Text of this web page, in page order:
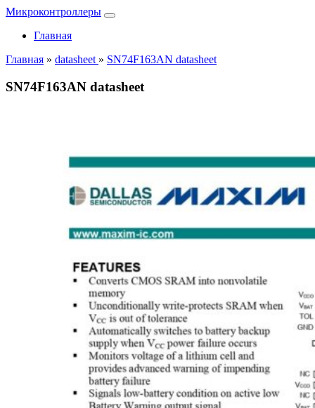
Микроконтроллеры
Главная
Главная » datasheet » SN74F163AN datasheet
SN74F163AN datasheet